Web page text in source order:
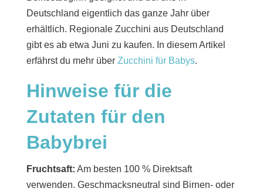
Deutschland eigentlich das ganze Jahr über
erhältlich. Regionale Zucchini aus Deutschland
gibt es ab etwa Juni zu kaufen. In diesem Artikel
erfährst du mehr über Zucchini für Babys.
Hinweise für die
Zutaten für den
Babybrei
Fruchtsaft: Am besten 100 % Direktsaft
verwenden. Geschmacksneutral sind Birnen- oder